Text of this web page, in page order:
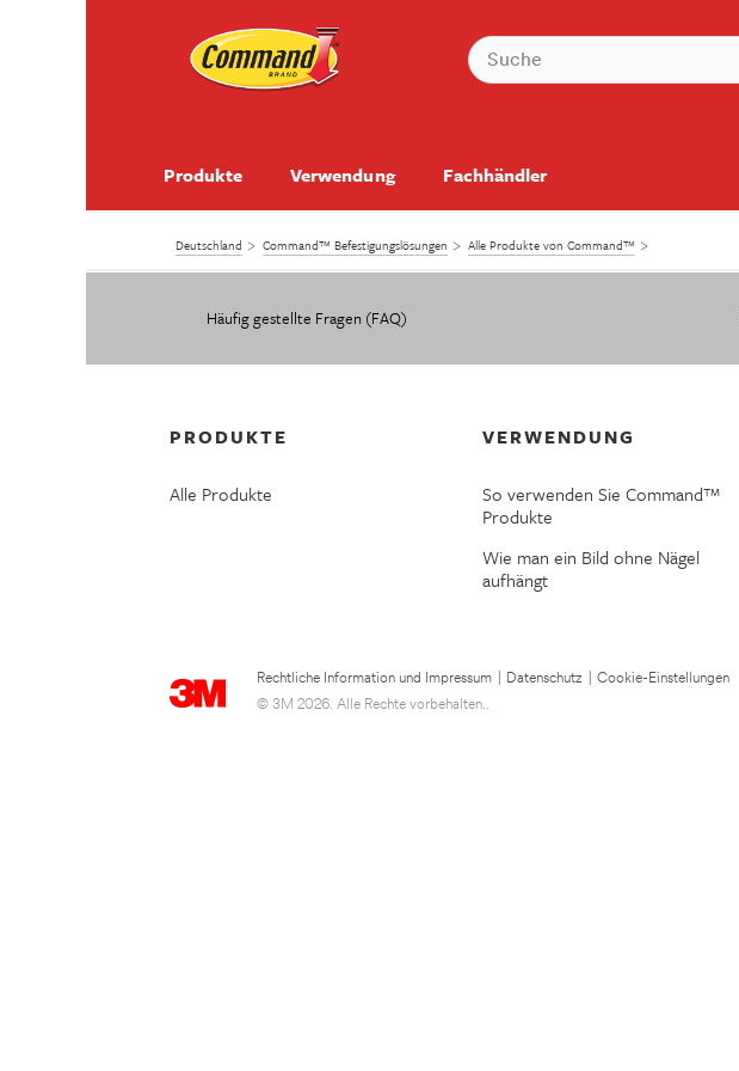
Produkte Verwendung Fachhändler
Deutschland Command™ Befestigungslösungen Alle Produkte von Command™
Häufig gestellte Fragen (FAQ)
PRODUKTE
Alle Produkte
VERWENDUNG
So verwenden Sie Command™
Produkte
Wie man ein Bild ohne Nägel
aufhängt
Rechtliche Information und Impressum Datenschutz
Cookie-Einstellungen
© 3M 2026. Alle Rechte vorbehalten..